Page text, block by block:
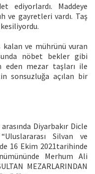
ediyorlardı. Maddeye
ve gayretleri vardı. Taş
ve mührünü vuran
nöbet bekler gibi
eden mezar taşları ile
sonsuzluğa açılan bir
Diyarbakır Dicle
Silvan ve
16 Ekim 2021tarihinde
Merhum Ali
MEZARLARINDAN